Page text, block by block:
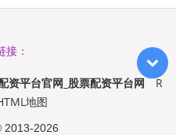
接：
资平台官网_股票配资平台网
R
地图
2013-2026